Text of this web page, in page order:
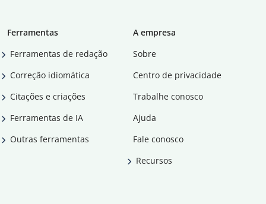
Ferramentas
Ferramentas de redação
Correção idiomática
Citações e criações
Ferramentas de IA
Outras ferramentas
A empresa
Sobre
Centro de privacidade
Trabalhe conosco
Ajuda
Fale conosco
Recursos